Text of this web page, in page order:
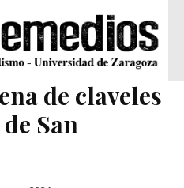
de claveles
San